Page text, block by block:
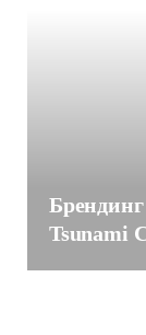
Брендинг
Tsunami